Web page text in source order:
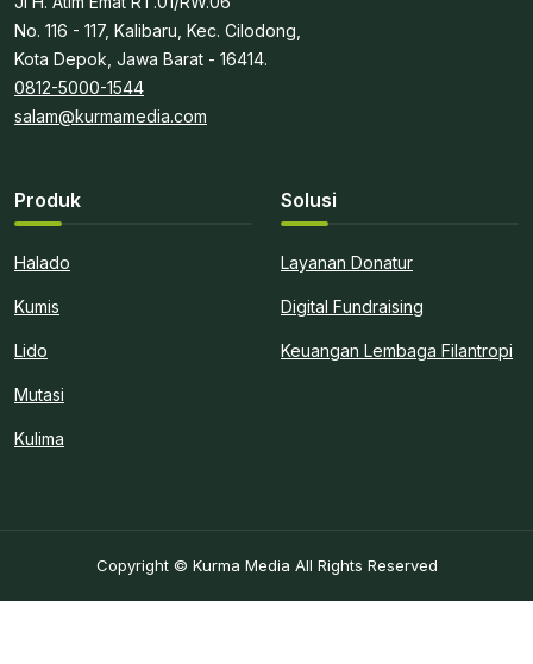
No. 116 - 117, Kalibaru, Kec. Cilodong,
Kota Depok, Jawa Barat - 16414.
0812-5000-1544
salam@kurmamedia.com
Produk
Halado
Kumis
Lido
Mutasi
Kulima
Solusi
Layanan Donatur
Digital Fundraising
Keuangan Lembaga Filantropi
Copyright © Kurma Media All Rights Reserved